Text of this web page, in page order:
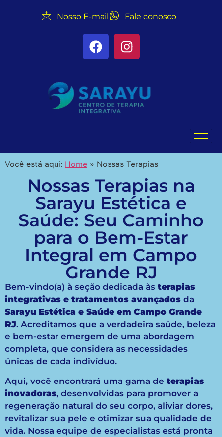
Nosso E-mail Fale conosco
Você está aqui: Home » Nossas Terapias
Nossas Terapias na
Sarayu Estética e
Saúde: Seu Caminho
para o Bem-Estar
Integral em Campo
Grande RJ
Bem-vindo(a) à seção dedicada às terapias
integrativas e tratamentos avançados da
Sarayu Estética e Saúde em Campo Grande
RJ. Acreditamos que a verdadeira saúde, beleza
e bem-estar emergem de uma abordagem
completa, que considera as necessidades
únicas de cada indivíduo.
Aqui, você encontrará uma gama de terapias
inovadoras, desenvolvidas para promover a
regeneração natural do seu corpo, aliviar dores,
revitalizar sua pele e otimizar sua qualidade de
vida. Nossa equipe de especialistas está pronta